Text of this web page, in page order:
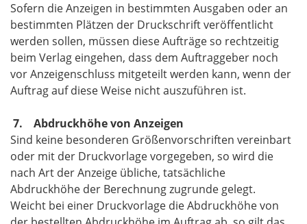
Sofern die Anzeigen in bestimmten Ausgaben oder an
bestimmten Plätzen der Druckschrift veröffentlicht
werden sollen, müssen diese Aufträge so rechtzeitig
beim Verlag eingehen, dass dem Auftraggeber noch
vor Anzeigenschluss mitgeteilt werden kann, wenn der
Auftrag auf diese Weise nicht auszuführen ist.
7. Abdruckhöhe von Anzeigen
Sind keine besonderen Größenvorschriften vereinbart
oder mit der Druckvorlage vorgegeben, so wird die
nach Art der Anzeige übliche, tatsächliche
Abdruckhöhe der Berechnung zugrunde gelegt.
Weicht bei einer Druckvorlage die Abdruckhöhe von